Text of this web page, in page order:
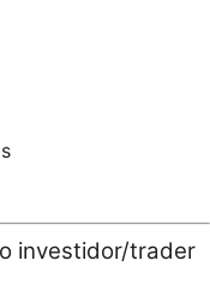
investidor/trader